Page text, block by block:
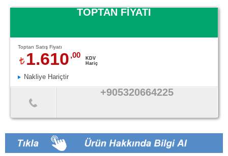
TOPTAN FİYATI
Toptan Satış Fiyatı
1.610 ,00
KDV
Hariç
Nakliye Hariçtir
+905320664225